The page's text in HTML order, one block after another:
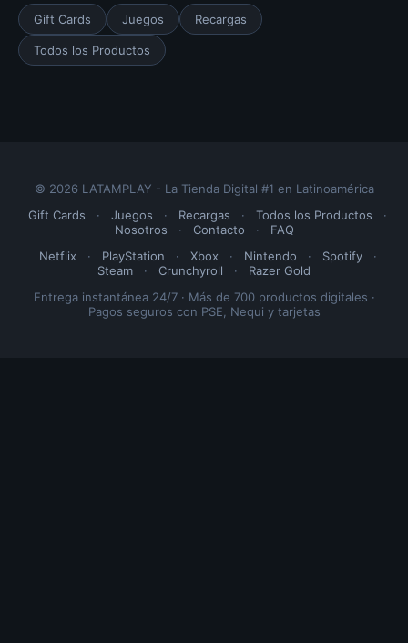
Gift Cards Juegos Recargas
Todos los Productos
© 2026 LATAMPLAY - La Tienda Digital #1 en Latinoamérica
Gift Cards
· Juegos · Recargas · Todos los Productos
·
Nosotros
· Contacto ·
FAQ
Netflix
· PlayStation · Xbox · Nintendo · Spotify
·
Steam
· Crunchyroll ·
Razer Gold
Entrega instantánea 24/7 · Más de 700 productos digitales ·
Pagos seguros con PSE, Nequi y tarjetas